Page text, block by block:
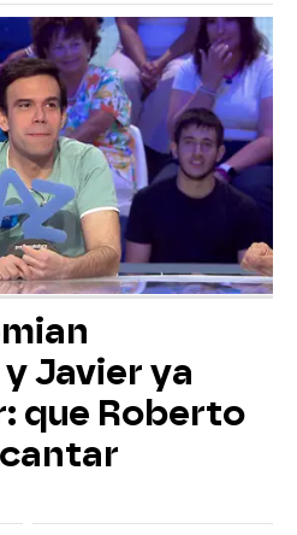
y Javier ya
que Roberto